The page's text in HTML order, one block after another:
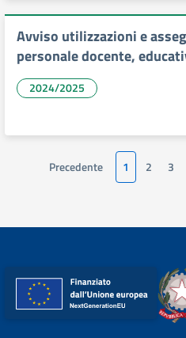
Avviso utilizzazioni e
personale docente,
2024/2025
Precedente 1 2 3